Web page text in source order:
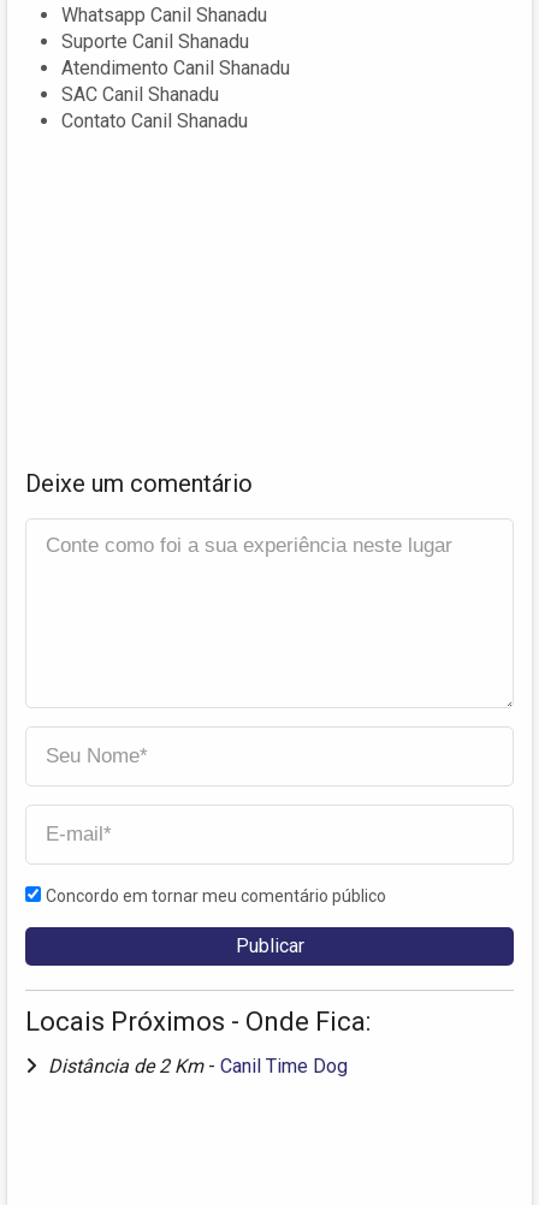
Whatsapp Canil Shanadu
Suporte Canil Shanadu
Atendimento Canil Shanadu
SAC Canil Shanadu
Contato Canil Shanadu
Deixe um comentário
Concordo em tornar meu comentário público
Locais Próximos - Onde Fica:
Distância de 2 Km - Canil Time Dog